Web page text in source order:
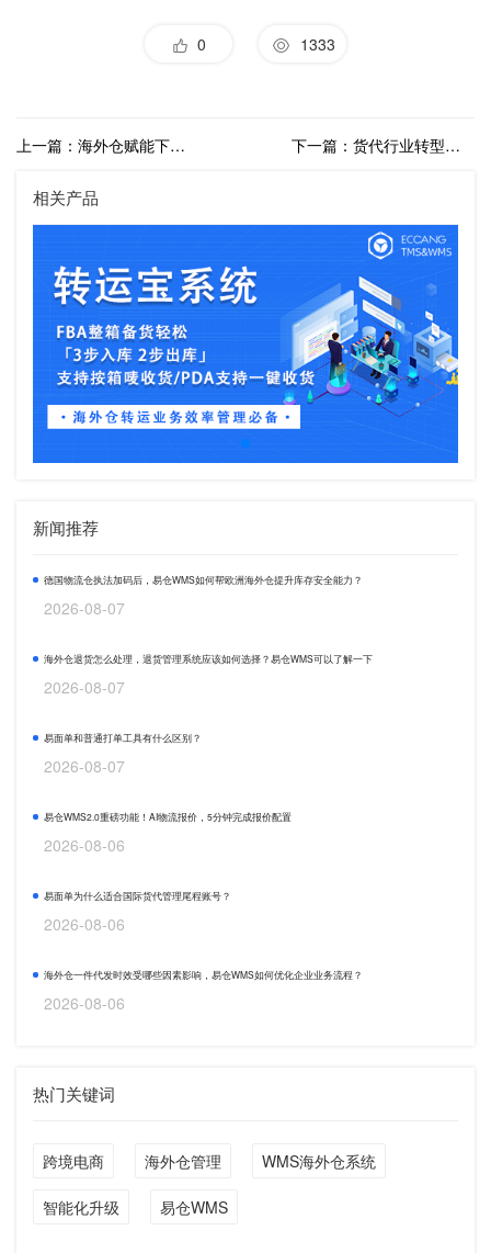
0 1333
上一篇：海外仓赋能下的物流革命与外贸增长 下一篇：货代行业转型新契机：海外仓代理模式的兴起
相关产品
新闻推荐
德国物流仓执法加码后，易仓WMS如何帮欧洲海外仓提升库存安全能力？
2026-08-07
海外仓退货怎么处理，退货管理系统应该如何选择？易仓WMS可以了解一下
2026-08-07
易面单和普通打单工具有什么区别？
2026-08-07
易仓WMS2.0重磅功能！AI物流报价，5分钟完成报价配置
2026-08-06
易面单为什么适合国际货代管理尾程账号？
2026-08-06
海外仓一件代发时效受哪些因素影响，易仓WMS如何优化企业业务流程？
2026-08-06
热门关键词
跨境电商 海外仓管理 WMS海外仓系统
智能化升级 易仓WMS